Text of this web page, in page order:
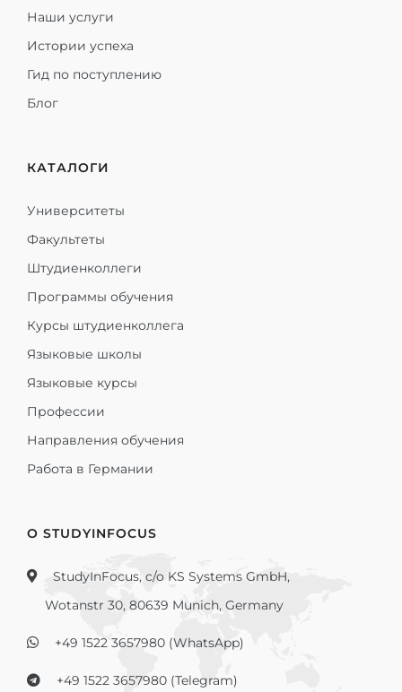
Наши услуги
Истории успеха
Гид по поступлению
Блог
КАТАЛОГИ
Университеты
Факультеты
Штудиенколлеги
Программы обучения
Курсы штудиенколлега
Языковые школы
Языковые курсы
Профессии
Направления обучения
Работа в Германии
О STUDYINFOCUS
StudyInFocus, c/o KS Systems GmbH,
Wotanstr 30, 80639 Munich, Germany
+49 1522 3657980 (WhatsApp)
+49 1522 3657980 (Telegram)